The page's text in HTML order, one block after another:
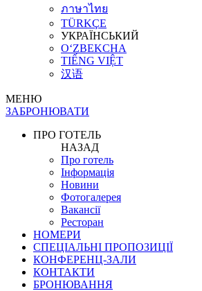
ภาษาไทย
TÜRKÇE
УКРАЇНСЬКИЙ
O‘ZBEKCHA
TIẾNG VIỆT
汉语
МЕНЮ
ЗАБРОНЮВАТИ
ПРО ГОТЕЛЬ
НАЗАД
Про готель
Інформація
Новини
Фотогалерея
Вакансії
Ресторан
НОМЕРИ
СПЕЦІАЛЬНІ ПРОПОЗИЦІЇ
КОНФЕРЕНЦ-ЗАЛИ
КОНТАКТИ
БРОНЮВАННЯ